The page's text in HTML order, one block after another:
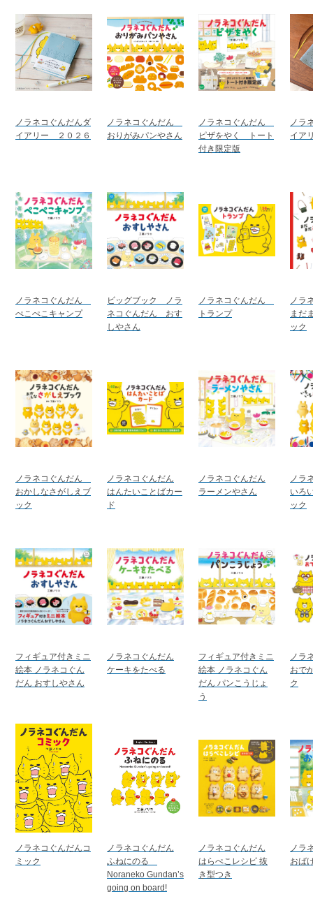
ノラネコぐんだんダ
イアリー ２０２６
ノラネコぐんだん
おりがみパンやさん
ノラネコぐんだん
ピザをやく トート
付き限定版
ノラ
イア
ノラネコぐんだん
ぺこぺこキャンプ
ビッグブック ノラ
ネコぐんだん おす
しやさん
ノラネコぐんだん
トランプ
ノラ
まだ
ック
ノラネコぐんだん
おかしなさがしえブ
ック
ノラネコぐんだん
はんたいことばカー
ド
ノラネコぐんだん
ラーメンやさん
ノラ
いろ
ック
フィギュア付きミニ
絵本 ノラネコぐん
だん おすしやさん
ノラネコぐんだん
ケーキをたべる
フィギュア付きミニ
絵本 ノラネコぐん
だん パンこうじょ
う
ノラ
おで
ク
ノラネコぐんだんコ
ミック
ノラネコぐんだん
ふねにのる
Noraneko Gundan’s
going on board!
ノラネコぐんだん
はらぺこレシピ 抜
き型つき
ノラ
おば